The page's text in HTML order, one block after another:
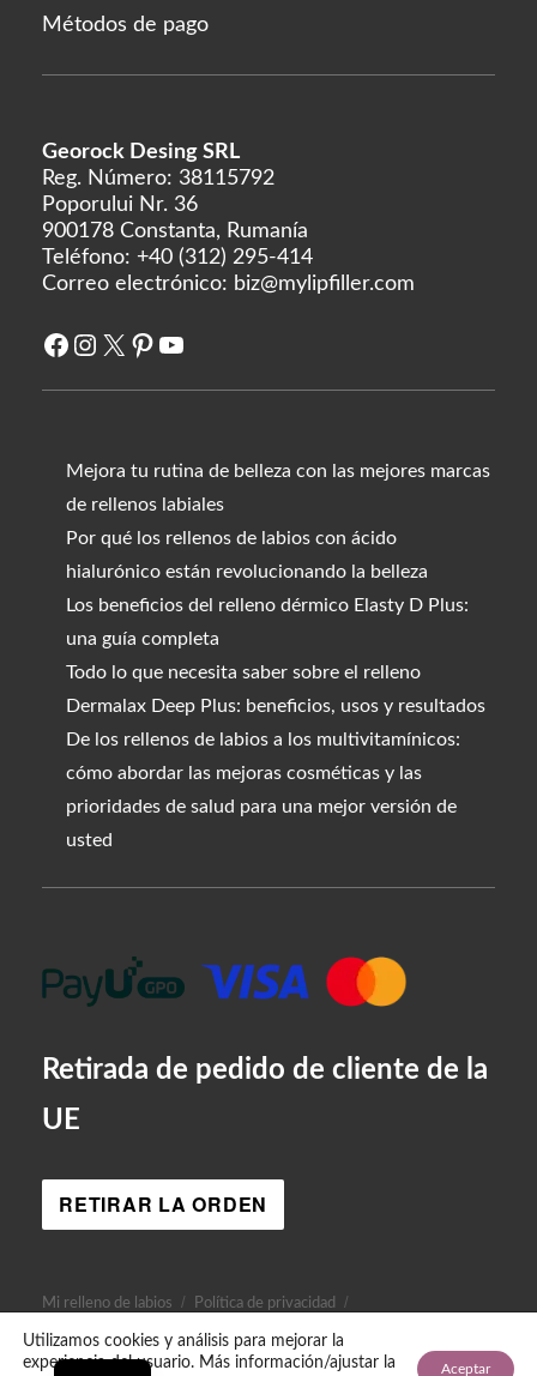
Métodos de pago
Georock Desing SRL
Reg. Número: 38115792
Poporului Nr. 36
900178 Constanta, Rumanía
Teléfono: +40 (312) 295-414
Correo electrónico: biz@mylipfiller.com
Facebook
Instagram
X Pinterest
YouTube
Mejora tu rutina de belleza con las mejores marcas
de rellenos labiales
Por qué los rellenos de labios con ácido
hialurónico están revolucionando la belleza
Los beneficios del relleno dérmico Elasty D Plus:
una guía completa
Todo lo que necesita saber sobre el relleno
Dermalax Deep Plus: beneficios, usos y resultados
De los rellenos de labios a los multivitamínicos:
cómo abordar las mejoras cosméticas y las
prioridades de salud para una mejor versión de
usted
Retirada de pedido de cliente de la
UE
RETIRAR LA ORDEN
Mi relleno de labios Política de privacidad
Utilizamos cookies y análisis para mejorar la
experiencia del usuario. Más información/ajustar la
Aceptar
EN
AR
¡Hola! ¿Podemos ayudar?